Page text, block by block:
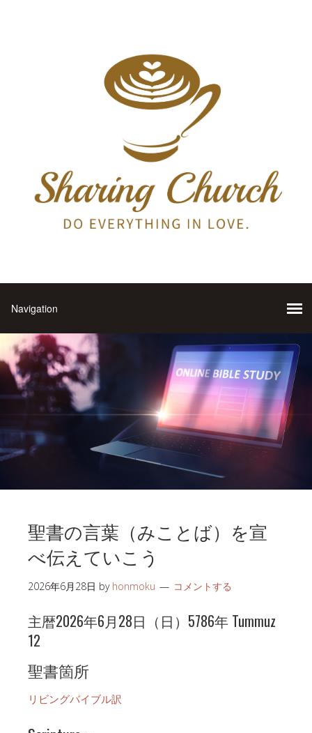
聖書の言葉（みことば）を宣
べ伝えていこう
2026年6月28日 by honmoku コメントする
主暦2026年6月28日（日）5786年 Tummuz
12
聖書箇所
リビングバイブル訳